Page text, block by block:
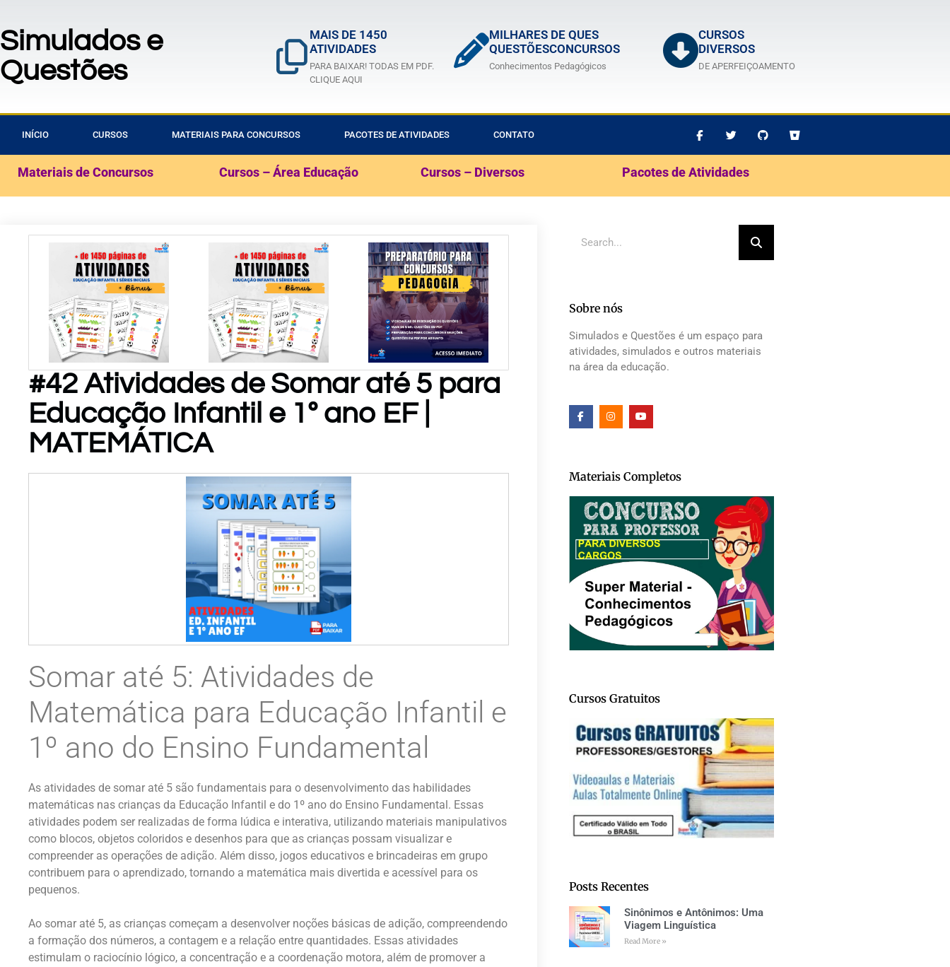
Simulados e
Questões
MAIS DE 1450
ATIVIDADES
PARA BAIXAR! TODAS EM PDF.
CLIQUE AQUI
MILHARES DE QUES
QUESTÕESCONCURSOS
Conhecimentos Pedagógicos
CURSOS
DIVERSOS
DE APERFEIÇOAMENTO
INÍCIO CURSOS MATERIAIS PARA CONCURSOS PACOTES DE ATIVIDADES CONTATO
Materiais de Concursos Cursos – Área Educação Cursos – Diversos Pacotes de Atividades
PARA
BAIXAR!
PARA
BAIXAR!
Matemática
P/ Educ
Infantil
#42 Atividades de Somar até 5 para
Educação Infantil e 1º ano EF |
MATEMÁTICA
Somar até 5: Atividades de
Matemática para Educação Infantil e
1º ano do Ensino Fundamental
As atividades de somar até 5 são fundamentais para o desenvolvimento das habilidades
matemáticas nas crianças da Educação Infantil e do 1º ano do Ensino Fundamental. Essas
atividades podem ser realizadas de forma lúdica e interativa, utilizando materiais manipulativos
como blocos, objetos coloridos e desenhos para que as crianças possam visualizar e
compreender as operações de adição. Além disso, jogos educativos e brincadeiras em grupo
contribuem para o aprendizado, tornando a matemática mais divertida e acessível para os
pequenos.
Ao somar até 5, as crianças começam a desenvolver noções básicas de adição, compreendendo
a formação dos números, a contagem e a relação entre quantidades. Essas atividades
estimulam o raciocínio lógico, a concentração e a coordenação motora, além de promover a
Sobre nós
Simulados e Questões é um espaço para
atividades, simulados e outros materiais
na área da educação.
Materiais Completos
Cursos Gratuitos
Posts Recentes
Sinônimos e Antônimos: Uma
Viagem Linguística
Read More »